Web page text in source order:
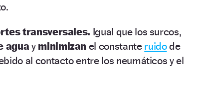
transversales. Igual que los surcos,
agua y minimizan el constante ruidode
al contacto entre los neumáticos y el